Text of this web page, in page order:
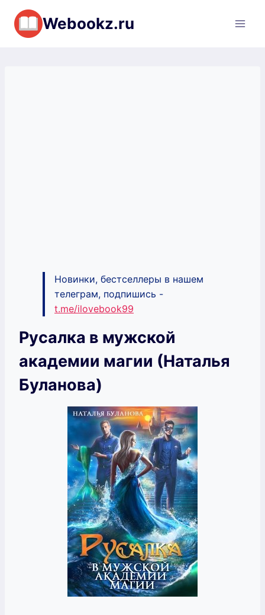
Перейти
содержимому
Webookz.ru
Новинки, бестселлеры в нашем
телеграм, подпишись -
t.me/ilovebook99
Русалка в мужской
академии магии (Наталья
Буланова)